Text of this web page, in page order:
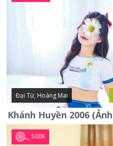
Đại Từ, Hoàng Mai
500K